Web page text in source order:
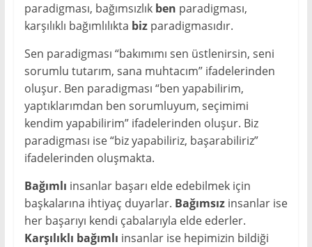
paradigması, bağımsızlık ben paradigması,
karşılıklı bağımlılıkta bizparadigmasıdır.
Sen paradigması “bakımımı sen üstlenirsin, seni
sorumlu tutarım, sana muhtacım” ifadelerinden
oluşur. Ben paradigması “ben yapabilirim,
yaptıklarımdan ben sorumluyum, seçimimi
kendim yapabilirim” ifadelerinden oluşur. Biz
paradigması ise “biz yapabiliriz, başarabiliriz”
ifadelerinden oluşmakta.
Bağımlı insanlar başarı elde edebilmek için
başkalarına ihtiyaç duyarlar. Bağımsızinsanlar ise
her başarıyı kendi çabalarıyla elde ederler.
Karşılıklı bağımlı insanlar ise hepimizin bildiği